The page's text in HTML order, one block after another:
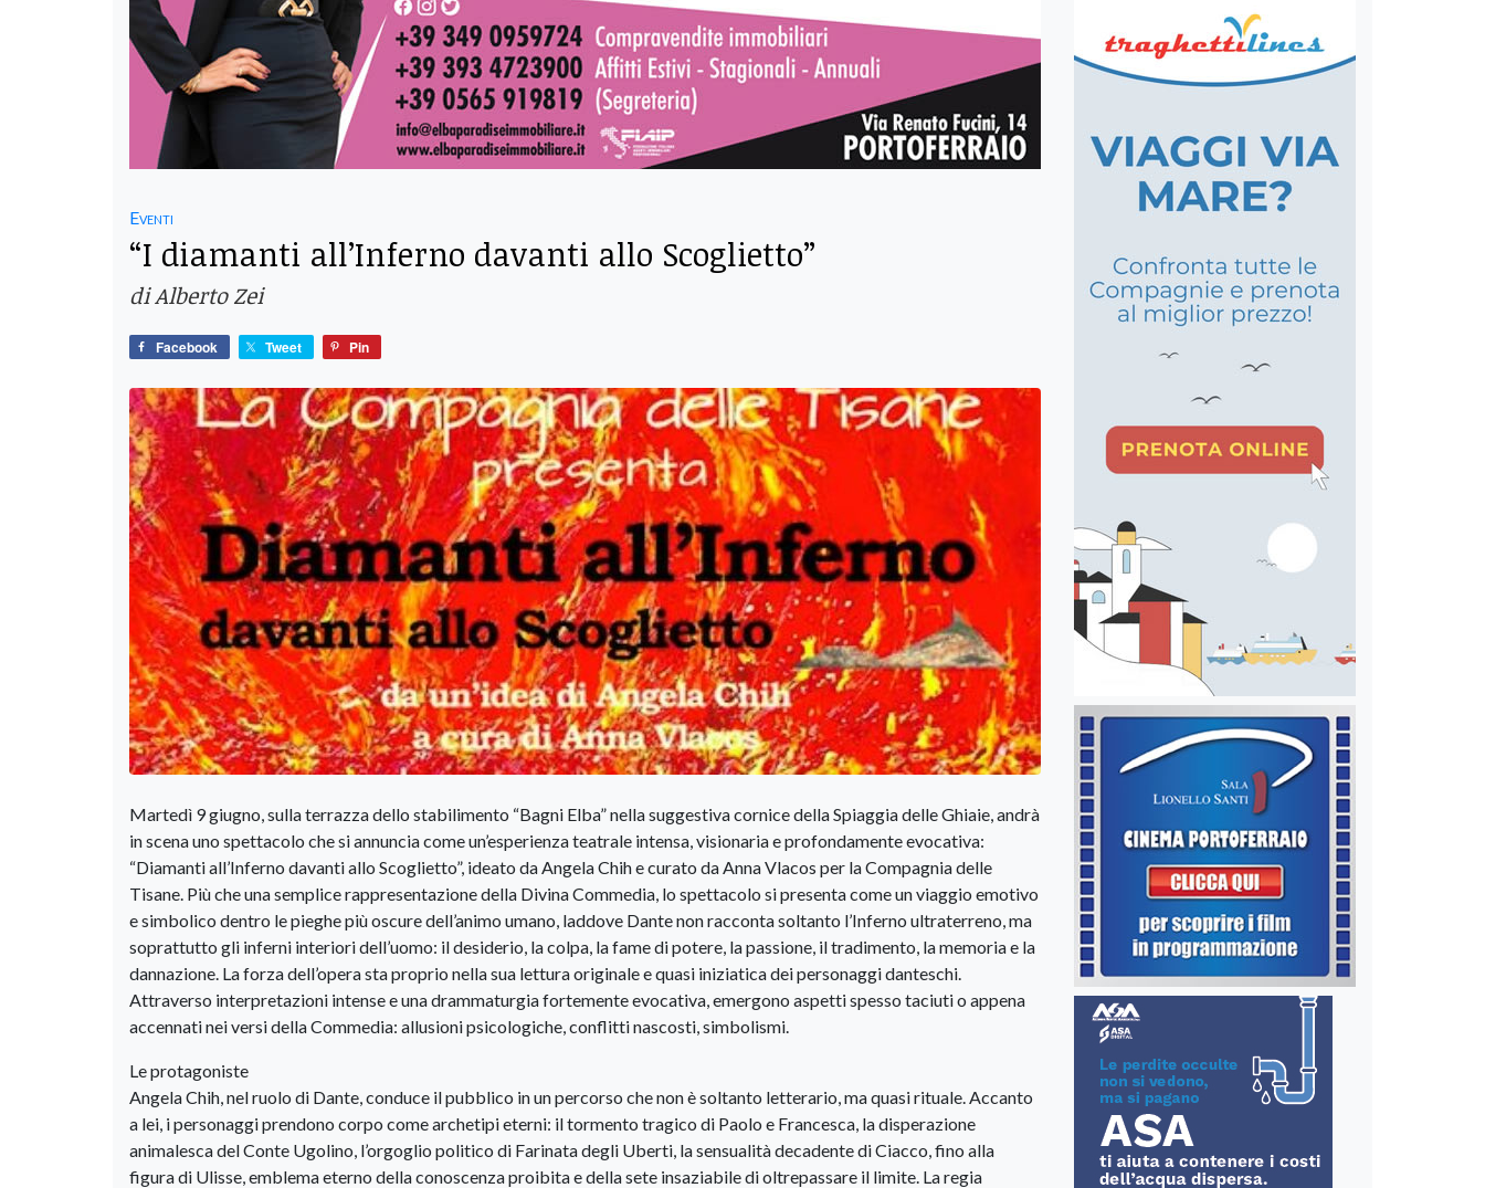
Eventi
“I diamanti all’Inferno davanti allo Scoglietto”
di Alberto Zei
Facebook Tweet Pin
Martedì 9 giugno, sulla terrazza dello stabilimento “Bagni Elba” nella suggestiva cornice della Spiaggia delle Ghiaie, andrà
in scena uno spettacolo che si annuncia come un’esperienza teatrale intensa, visionaria e profondamente evocativa:
“Diamanti all’Inferno davanti allo Scoglietto”, ideato da Angela Chih e curato da Anna Vlacos per la Compagnia delle
Tisane. Più che una semplice rappresentazione della Divina Commedia, lo spettacolo si presenta come un viaggio emotivo
e simbolico dentro le pieghe più oscure dell’animo umano, laddove Dante non racconta soltanto l’Inferno ultraterreno, ma
soprattutto gli inferni interiori dell’uomo: il desiderio, la colpa, la fame di potere, la passione, il tradimento, la memoria e la
dannazione. La forza dell’opera sta proprio nella sua lettura originale e quasi iniziatica dei personaggi danteschi.
Attraverso interpretazioni intense e una drammaturgia fortemente evocativa, emergono aspetti spesso taciuti o appena
accennati nei versi della Commedia: allusioni psicologiche, conflitti nascosti, simbolismi.
Le protagoniste
Angela Chih, nel ruolo di Dante, conduce il pubblico in un percorso che non è soltanto letterario, ma quasi rituale. Accanto
a lei, i personaggi prendono corpo come archetipi eterni: il tormento tragico di Paolo e Francesca, la disperazione
animalesca del Conte Ugolino, l’orgoglio politico di Farinata degli Uberti, la sensualità decadente di Ciacco, fino alla
figura di Ulisse, emblema eterno della conoscenza proibita e della sete insaziabile di oltrepassare il limite. La regia